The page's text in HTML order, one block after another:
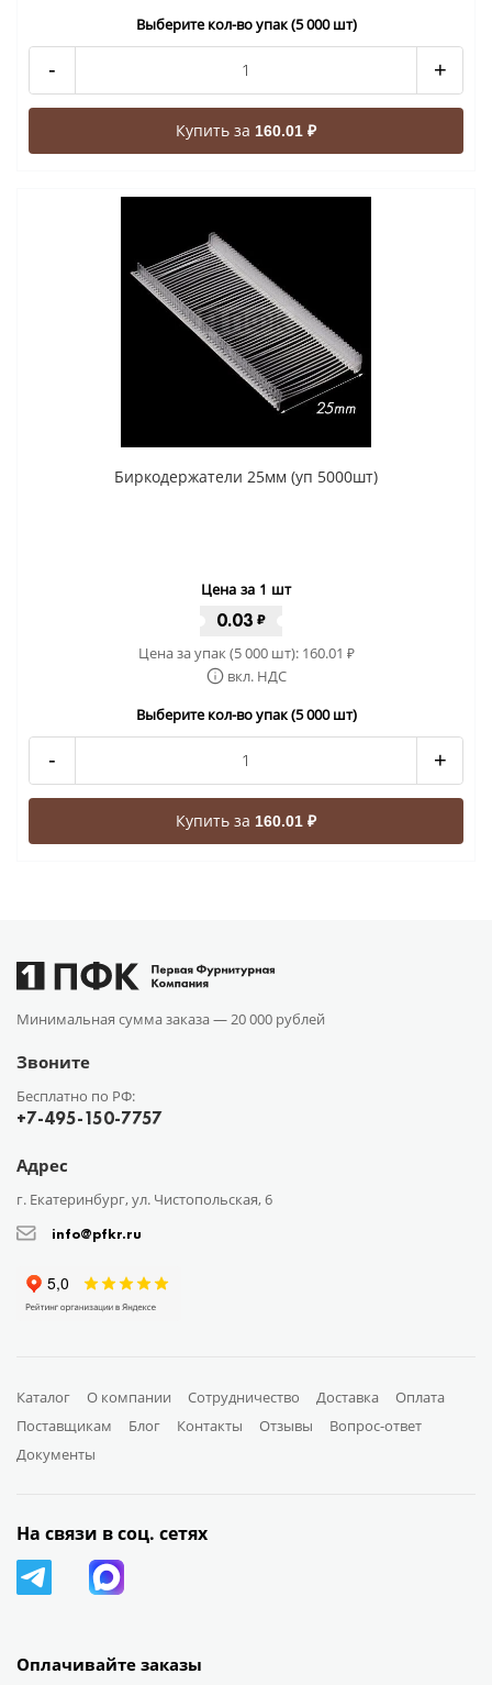
Выберите кол-во упак (5 000 шт)
- +
Купить за 160.01 ₽
Биркодержатели 25мм (уп 5000шт)
Цена за 1 шт
0.03 ₽
Цена за упак (5 000 шт): 160.01 ₽
вкл. НДС
Выберите кол-во упак (5 000 шт)
- +
Купить за 160.01 ₽
Минимальная сумма заказа — 20 000 рублей
Звоните
Бесплатно по РФ:
+7-495-150-7757
Адрес
г. Екатеринбург, ул. Чистопольская, 6
info@pfkr.ru
Каталог О компании Сотрудничество Доставка
Оплата
Поставщикам
Блог Контакты Отзывы
Вопрос-ответ
Документы
Оплачивайте заказы
На связи в соц. сетях